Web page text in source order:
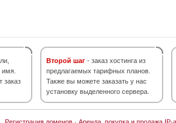
имя.
заказ
Второй шаг - заказ хостинга из
предлагаемых тарифных планов.
Также вы можете заказать у нас
установку выделенного сервера.